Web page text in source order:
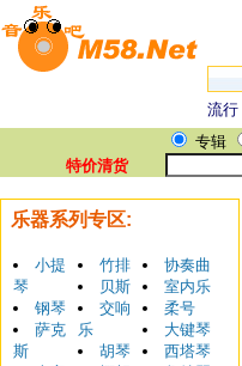
流行
特价清货
专辑
乐器系列专区:
小提
琴
钢琴
萨克
斯
竹排
贝斯
交响
乐
胡琴
协奏曲
室内乐
柔号
大键琴
西塔琴